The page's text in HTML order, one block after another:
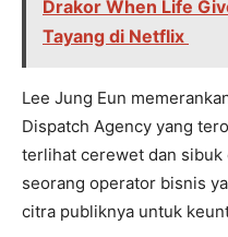
Drakor When Life
Tayang di Netflix
Lee Jung Eun
Dispatch Agency yang
terlihat cerewet dan sibuk
seorang operator bisnis
citra publiknya untuk